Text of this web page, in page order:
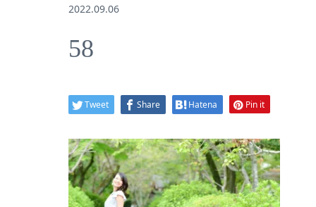
2022.09.06
58
Tweet Share Hatena Pin it